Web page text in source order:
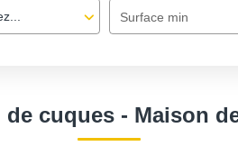
Surface min
cuques - Maison